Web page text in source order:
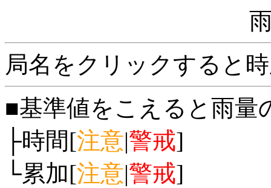
局名をクリックすると
■基準値をこえると雨量
├時間[注意|警戒]
└累加[注意|警戒]